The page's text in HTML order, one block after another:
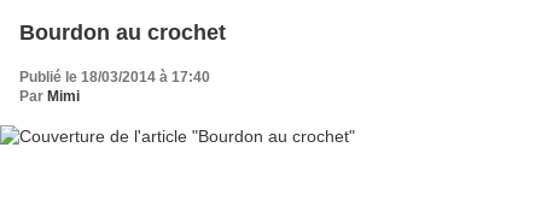
Bourdon au crochet
Publié le 18/03/2014 à 17:40
Par Mimi